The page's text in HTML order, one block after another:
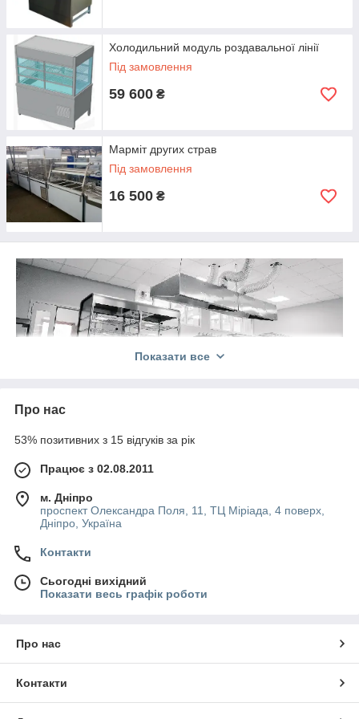
Холодильний модуль роздавальної лінії
Під замовлення
59 600 ₴
Марміт других страв
Під замовлення
16 500 ₴
Показати все
Про нас
53% позитивних з 15 відгуків за рік
Працює з 02.08.2011
м. Дніпро
проспект Олександра Поля, 11, ТЦ Міріада, 4 поверх,
Дніпро, Україна
Контакти
Сьогодні вихідний
Показати весь графік роботи
Про нас
Контакти